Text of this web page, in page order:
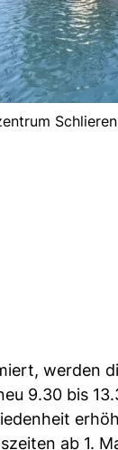
werden
9.30 bis
ab 1.